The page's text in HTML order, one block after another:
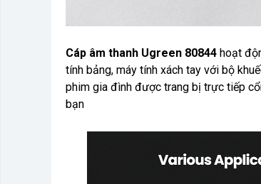
Cáp âm thanh Ugreen 80844 hoạt
tính bảng, máy tính xách tay với bộ
phim gia đình được trang bị trực tiếp
bạn